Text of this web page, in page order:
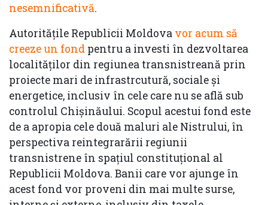
nesemnificativă.
Autoritățile Republicii Moldova vor acum să
creeze un fond pentru a investi în dezvoltarea
localităților din regiunea transnistreană prin
proiecte mari de infrastrcutură, sociale și
energetice, inclusiv în cele care nu se află sub
controlul Chișinăului. Scopul acestui fond este
de a apropia cele două maluri ale Nistrului, în
perspectiva reintegrarării regiunii
transnistrene în spațiul constituțional al
Republicii Moldova. Banii care vor ajunge în
acest fond vor proveni din mai multe surse,